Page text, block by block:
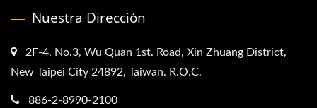
Nuestra Dirección
2F-4, No.3, Wu Quan 1st. Road, Xin Zhuang District,
New Taipei City 24892, Taiwan. R.O.C.
886-2-8990-2100